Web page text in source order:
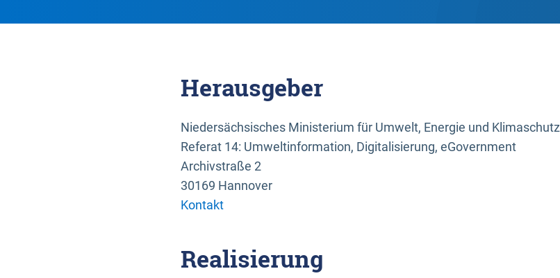
Herausgeber
Niedersächsisches Ministerium für Umwelt, Energie und Klimaschutz
Referat 14: Umweltinformation, Digitalisierung, eGovernment
Archivstraße 2
30169 Hannover
Kontakt
Realisierung